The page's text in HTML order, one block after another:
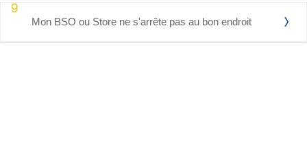
9
Mon BSO ou Store ne s'arrête pas au bon endroit